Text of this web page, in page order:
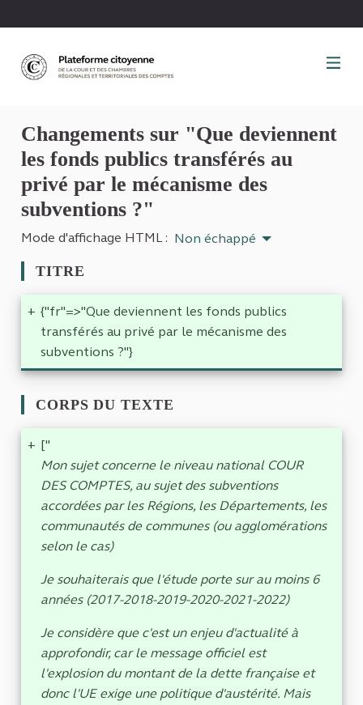
Changements sur "Que deviennent
les fonds publics transférés au
privé par le mécanisme des
subventions ?"
Mode d'affichage HTML : Non échappé
TITRE
+ {"fr"=>"Que deviennent les fonds publics
transférés au privé par le mécanisme des
subventions ?"}
CORPS DU TEXTE
+ ["
Mon sujet concerne le niveau national COUR
DES COMPTES, au sujet des subventions
accordées par les Régions, les Départements, les
communautés de communes (ou agglomérations
selon le cas)
Je souhaiterais que l'étude porte sur au moins 6
années (2017-2018-2019-2020-2021-2022)
Je considère que c'est un enjeu d'actualité à
approfondir, car le message officiel est
l'explosion du montant de la dette française et
donc l'UE exige une politique d'austérité. Mais